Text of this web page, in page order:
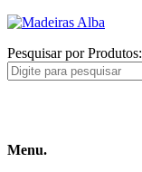
Pesquisar por Produtos:
Menu.